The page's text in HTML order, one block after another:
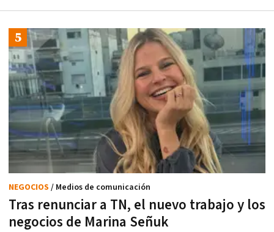
Tras renunciar a TN, el nuevo trabajo y los
negocios de Marina Señuk
NEGOCIOS / Medios de comunicación